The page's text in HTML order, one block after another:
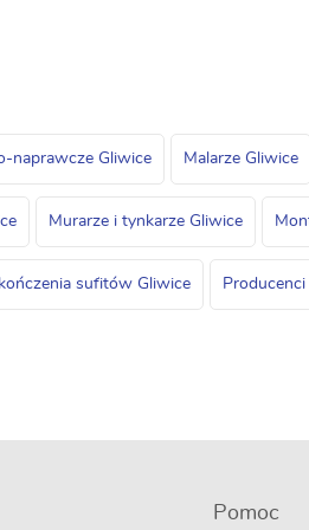
naprawcze Gliwice Malarze Gliwice
Murarze i tynkarze Gliwice
sufitów Gliwice
Pomoc